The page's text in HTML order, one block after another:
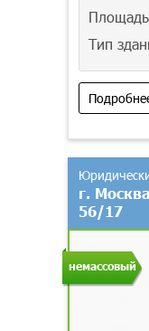
Площадь
Тип
немассовый
г.
56/17